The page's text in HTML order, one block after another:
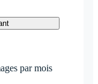
par mois